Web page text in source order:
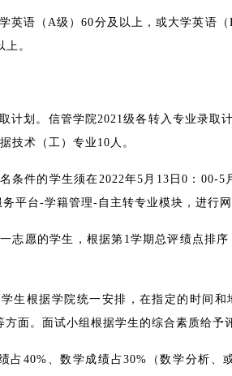
英语（A级）60分及以上，或大学英语（
上。
计划。信管学院2021级各转入专业录取
技术（工）专业 10 人。
条件的学生须在2022年5 月 13 日0 ： 00-5
平台-学籍管理- 自主转专业模块，进行网
志愿的学生，根据第1学期总评绩点排
学生根据学院统一安排，在指定的时间
面。面试小组根据学生的综合素质给予
占40% 、数学成绩占30% （数学分析、